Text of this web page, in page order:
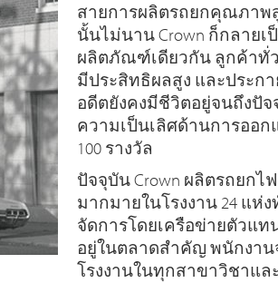
สายการผลิตรถยกคุณภาพสู
นั้นไม่นาน Crown ก็กลาย
ผลิตภัณฑ์เดียวกัน ลูกค้าทั่ว
มีประสิทธิผลสูง และประก
อดีตยังคงมีชีวิตอยู่จนถึงปั
ความเป็นเลิศด้านการออก
100 รางวัล
ปัจจุบัน Crown ผลิตรถยก
มากมายในโรงงาน 24 แ
จัดการโดยเครือข่ายตัวแท
อยู่ในตลาดสำคัญ พนักงา
โรงงานในทุกสาขาวิชาแ